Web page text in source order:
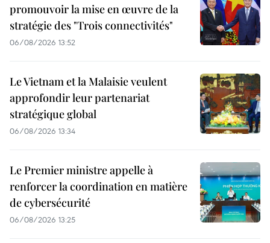
promouvoir la mise en œuvre de la
stratégie des "Trois connectivités"
06/08/2026 13:52
Le Vietnam et la Malaisie veulent
approfondir leur partenariat
stratégique global
06/08/2026 13:34
Le Premier ministre appelle à
renforcer la coordination en matière
de cybersécurité
06/08/2026 13:25